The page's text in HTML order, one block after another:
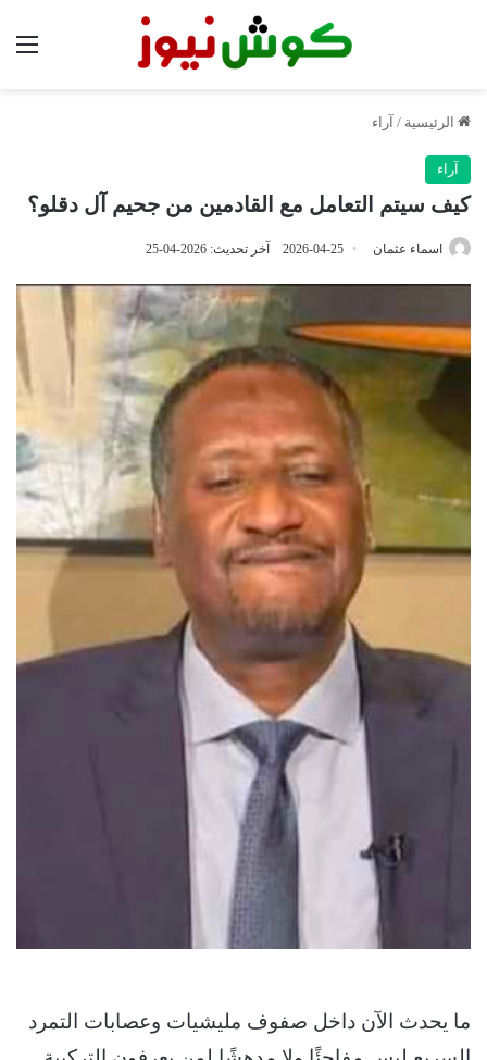
الرئيسية / آراء
آراء
كيف سيتم التعامل مع القادمين من جحيم آل دقلو؟
اسماء عثمان 2026-04-25 آخر تحديث: 2026-04-25
ما يحدث الآن داخل صفوف مليشيات وعصابات التمرد